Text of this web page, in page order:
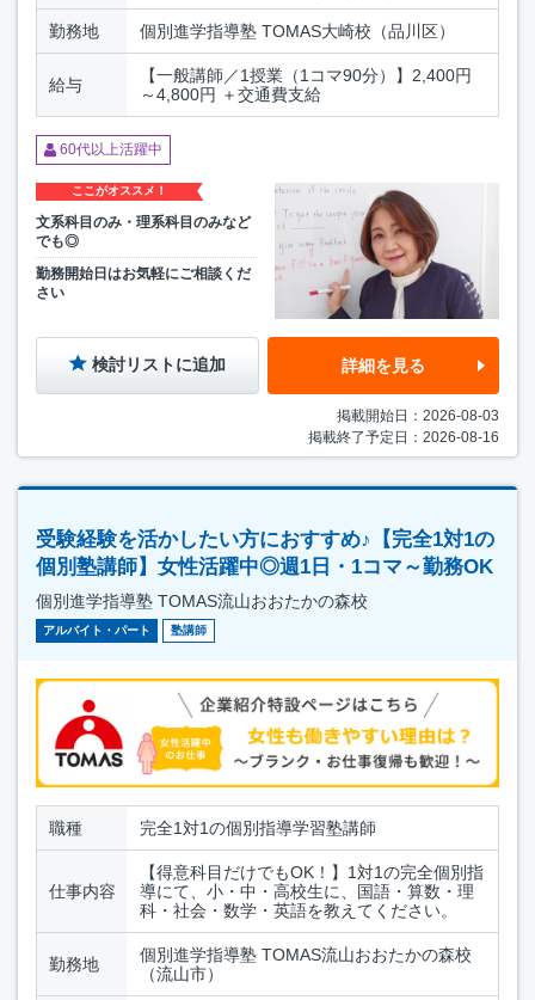
勤務地 個別進学指導塾 TOMAS大崎校（品川区）
給与
【一般講師／1授業（1コマ90分）】2,400円
～4,800円 ＋交通費支給
60代以上活躍中
ここがオススメ！
文系科目のみ・理系科目のみなど
でも◎
勤務開始日はお気軽にご相談くだ
さい
検討リストに追加 詳細を見る
掲載開始日：2026-08-03
掲載終了予定日：2026-08-16
受験経験を活かしたい方におすすめ♪【完全1対1の
個別塾講師】女性活躍中◎週1日・1コマ～勤務OK
個別進学指導塾 TOMAS流山おおたかの森校
アルバイト・パート 塾講師
職種 完全1対1の個別指導学習塾講師
仕事内容
【得意科目だけでもOK！】1対1の完全個別指
導にて、小・中・高校生に、国語・算数・理
科・社会・数学・英語を教えてください。
勤務地
個別進学指導塾 TOMAS流山おおたかの森校
（流山市）